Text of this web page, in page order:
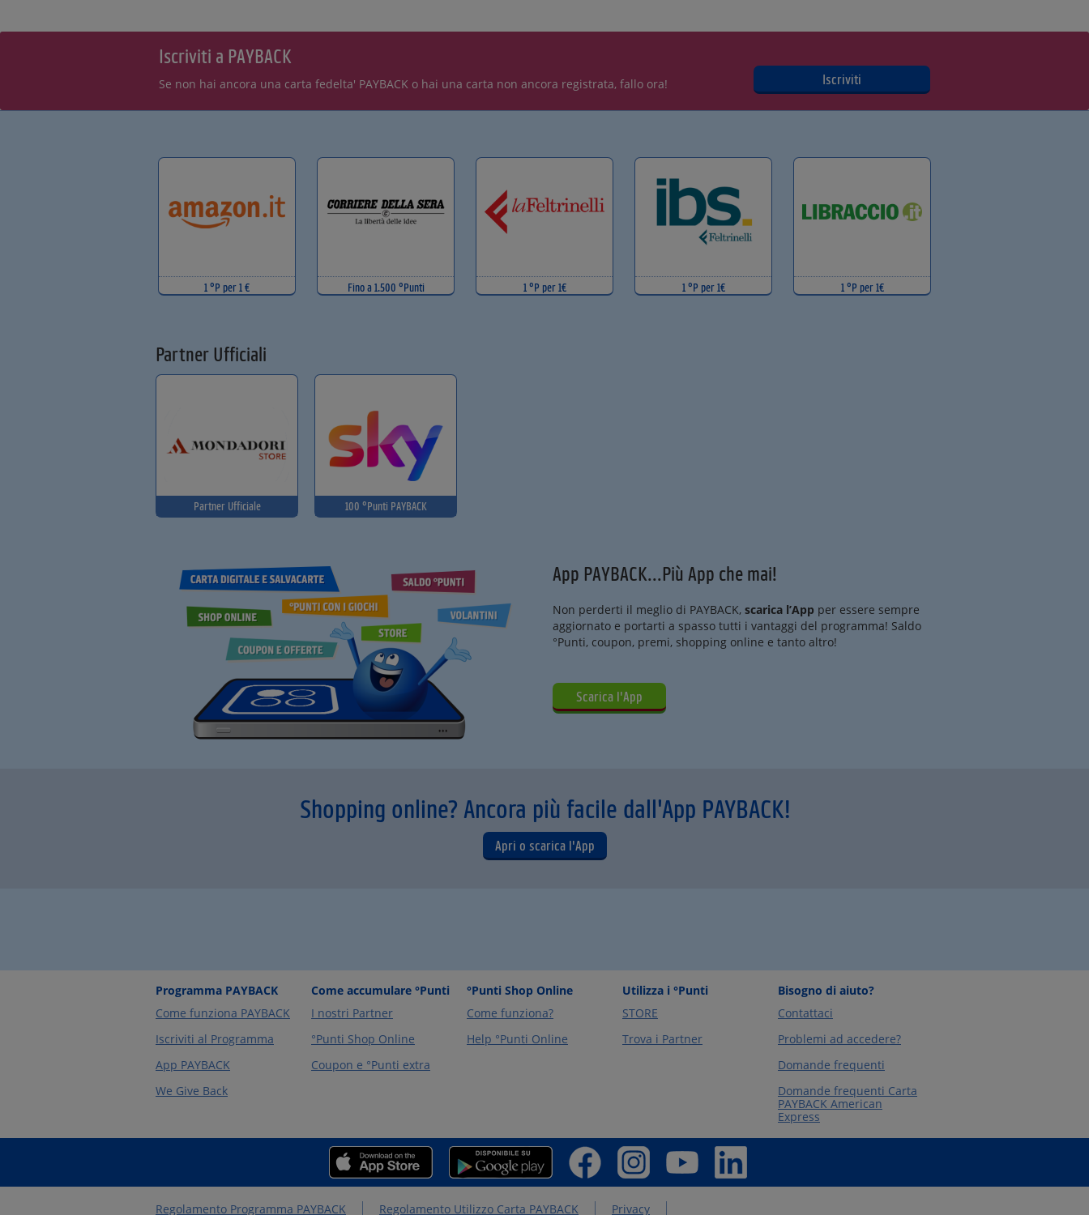
Iscriviti a PAYBACK
Se non hai ancora una carta fedelta' PAYBACK o hai una carta non ancora registrata, fallo ora! Iscriviti
1 °P per 1 € Fino a 1.500 °Punti 1 °P per 1€ 1 °P per 1€ 1 °P per 1€
Partner Ufficiali
Partner Ufficiale 100 °Punti PAYBACK
App PAYBACK...Più App che mai!
Non perderti il meglio di PAYBACK, scarica l’App per essere sempre
aggiornato e portarti a spasso tutti i vantaggi del programma! Saldo
°Punti, coupon, premi, shopping online e tanto altro!
Scarica l'App
Shopping online? Ancora più facile dall'App PAYBACK!
Apri o scarica l'App
Programma PAYBACK
Come funziona PAYBACK
Iscriviti al Programma
App PAYBACK
We Give Back
Come accumulare °Punti
I nostri Partner
°Punti Shop Online
Coupon e °Punti extra
°Punti Shop Online
Come funziona?
Help °Punti Online
Utilizza i °Punti
STORE
Trova i Partner
Bisogno di aiuto?
Contattaci
Problemi ad accedere?
Domande frequenti
Domande frequenti Carta
PAYBACK American
Express
Regolamento Programma PAYBACK Regolamento Utilizzo Carta PAYBACK Privacy